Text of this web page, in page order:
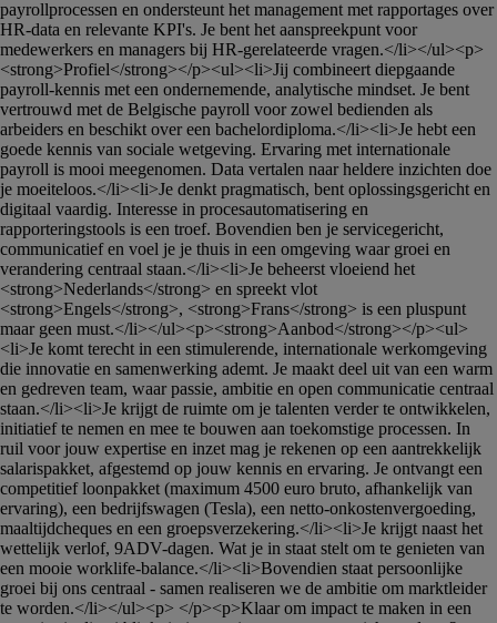
payrollprocessen en ondersteunt het management met rapportages over
HR-data en relevante KPI's. Je bent het aanspreekpunt voor
medewerkers en managers bij HR-gerelateerde vragen.</li></ul><p>
<strong>Profiel</strong></p><ul><li>Jij combineert diepgaande
payroll-kennis met een ondernemende, analytische mindset. Je bent
vertrouwd met de Belgische payroll voor zowel bedienden als
arbeiders en beschikt over een bachelordiploma.</li><li>Je hebt een
goede kennis van sociale wetgeving. Ervaring met internationale
payroll is mooi meegenomen. Data vertalen naar heldere inzichten doe
je moeiteloos.</li><li>Je denkt pragmatisch, bent oplossingsgericht en
digitaal vaardig. Interesse in procesautomatisering en
rapporteringstools is een troef. Bovendien ben je servicegericht,
communicatief en voel je je thuis in een omgeving waar groei en
verandering centraal staan.</li><li>Je beheerst vloeiend het
<strong>Nederlands</strong> en spreekt vlot
<strong>Engels</strong>, <strong>Frans</strong> is een pluspunt
maar geen must.</li></ul><p><strong>Aanbod</strong></p><ul>
<li>Je komt terecht in een stimulerende, internationale werkomgeving
die innovatie en samenwerking ademt. Je maakt deel uit van een warm
en gedreven team, waar passie, ambitie en open communicatie centraal
staan.</li><li>Je krijgt de ruimte om je talenten verder te ontwikkelen,
initiatief te nemen en mee te bouwen aan toekomstige processen. In
ruil voor jouw expertise en inzet mag je rekenen op een aantrekkelijk
salarispakket, afgestemd op jouw kennis en ervaring. Je ontvangt een
competitief loonpakket (maximum 4500 euro bruto, afhankelijk van
ervaring), een bedrijfswagen (Tesla), een netto-onkostenvergoeding,
maaltijdcheques en een groepsverzekering.</li><li>Je krijgt naast het
wettelijk verlof, 9ADV-dagen. Wat je in staat stelt om te genieten van
een mooie worklife-balance.</li><li>Bovendien staat persoonlijke
groei bij ons centraal - samen realiseren we de ambitie om marktleider
te worden.</li></ul><p> </p><p>Klaar om impact te maken in een